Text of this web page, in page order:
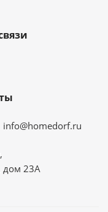
info@homedorf.ru
дом 23А